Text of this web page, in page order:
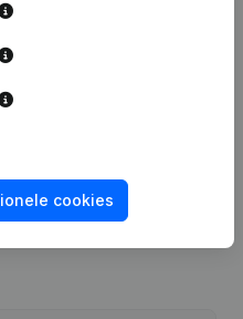
Oprichting (Nieuwe
cookies